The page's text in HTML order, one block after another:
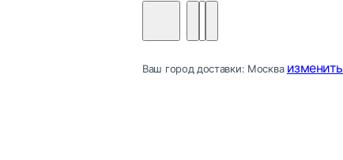
Ваш город доставки: Москва изменить